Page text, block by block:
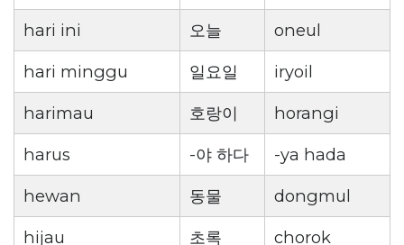
hari ini
오늘
oneul
hari minggu
일요일
iryoil
harimau
호랑이
horangi
harus
-야 하다
-ya hada
hewan
동물
dongmul
hijau
초록
chorok